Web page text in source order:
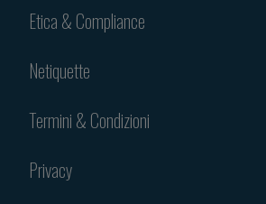
Etica & Compliance
Netiquette
Termini & Condizioni
Privacy